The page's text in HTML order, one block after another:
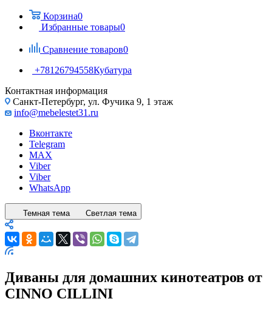
Корзина0
Избранные товары0
Сравнение товаров0
+78126794558Кубатура
Контактная информация
Санкт-Петербург, ул. Фучика 9, 1 этаж
info@mebelestet31.ru
Вконтакте
Telegram
MAX
Viber
Viber
WhatsApp
Темная тема Светлая тема
Диваны для домашних кинотеатров от
CINNO CILLINI